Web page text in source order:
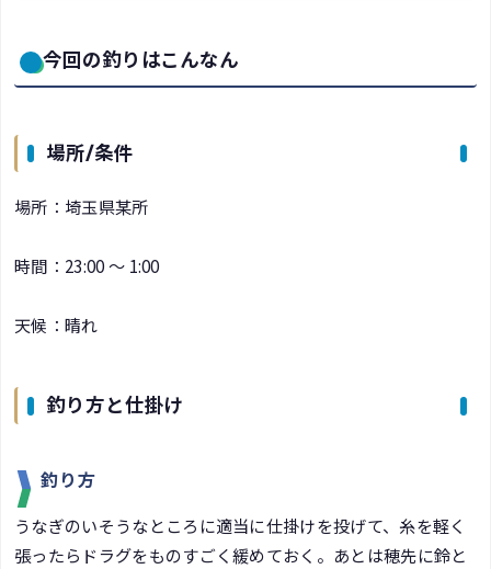
今回の釣りはこんなん
場所/条件
場所：埼玉県某所
時間：23:00 ～ 1:00
天候：晴れ
釣り方と仕掛け
釣り方
うなぎのいそうなところに適当に仕掛けを投げて、糸を軽く
張ったらドラグをものすごく緩めておく。あとは穂先に鈴と